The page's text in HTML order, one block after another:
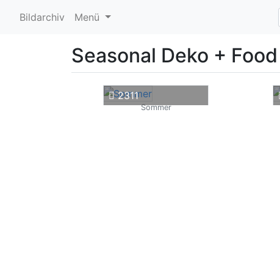
Bildarchiv Menü
Seasonal Deko + Food
2311
Sommer